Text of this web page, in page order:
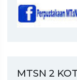
MTSN 2